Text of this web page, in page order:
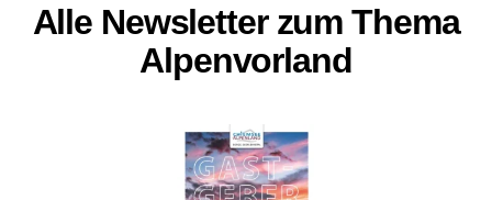
Alle Newsletter zum Thema
Alpenvorland